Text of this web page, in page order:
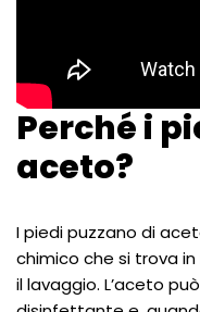
Perché i
aceto?
I piedi puzzano di
chimico che si trova
il lavaggio. L’aceto